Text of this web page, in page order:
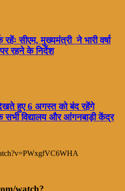
सीएम, मुख्यमंत्री ने भारी वर्षा
रहने के निर्देश
देखते हुए 6 अगस्त को बंद रहेंगे
विद्यालय और आंगनबाड़ी केंद्र
watch?